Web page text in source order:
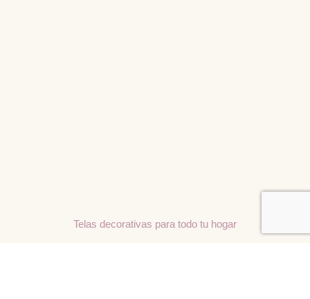
Telas decorativas para todo tu hogar